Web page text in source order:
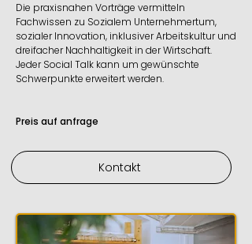
Die praxisnahen Vorträge vermitteln
Fachwissen zu Sozialem Unternehmertum,
sozialer Innovation, inklusiver Arbeitskultur und
dreifacher Nachhaltigkeit in der Wirtschaft.
Jeder Social Talk kann um gewünschte
Schwerpunkte erweitert werden.
Preis auf anfrage
Kontakt